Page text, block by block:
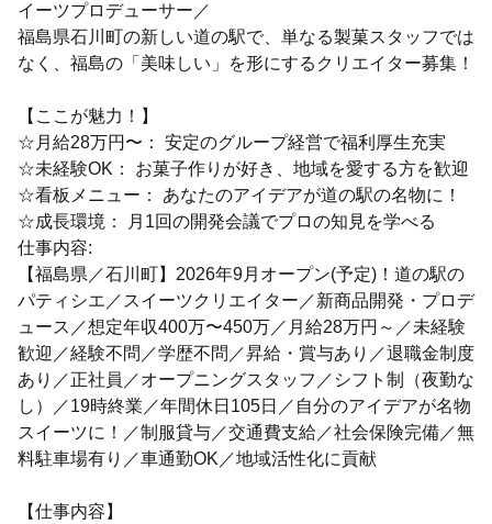
イーツプロデューサー／
福島県石川町の新しい道の駅で、単なる製菓スタッフでは
なく、福島の「美味しい」を形にするクリエイター募集！
【ここが魅力！】
☆月給28万円〜： 安定のグループ経営で福利厚生充実
☆未経験OK： お菓子作りが好き、地域を愛する方を歓迎
☆看板メニュー： あなたのアイデアが道の駅の名物に！
☆成長環境： 月1回の開発会議でプロの知見を学べる
仕事内容:
【福島県／石川町】2026年9月オープン(予定)！道の駅の
パティシエ／スイーツクリエイター／新商品開発・プロデ
ュース／想定年収400万〜450万／月給28万円～／未経験
歓迎／経験不問／学歴不問／昇給・賞与あり／退職金制度
あり／正社員／オープニングスタッフ／シフト制（夜勤な
し）／19時終業／年間休日105日／自分のアイデアが名物
スイーツに！／制服貸与／交通費支給／社会保険完備／無
料駐車場有り／車通勤OK／地域活性化に貢献
【仕事内容】